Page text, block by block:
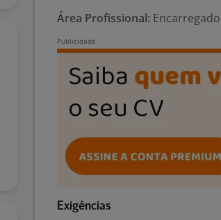
Área Profissional:
Exigências